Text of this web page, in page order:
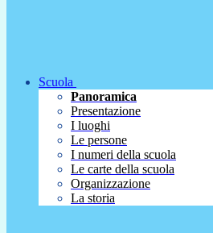
Scuola
Panoramica
Presentazione
I luoghi
Le persone
I numeri della scuola
Le carte della scuola
Organizzazione
La storia